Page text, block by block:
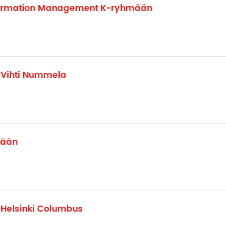
Management K-ryhmään
Nummela
Columbus